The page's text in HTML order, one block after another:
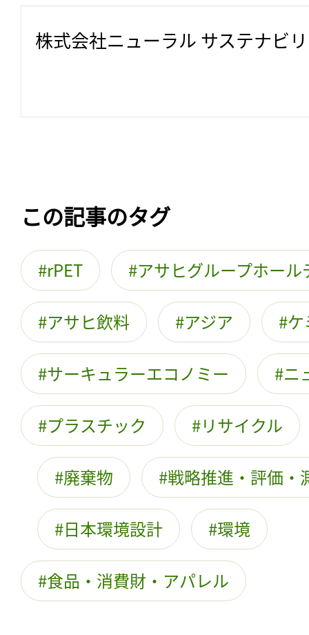
株式会社ニューラル サステナビ
この記事のタグ
rPET アサヒグループホール
アサヒ飲料 アジア
サーキュラーエコノミー ニ
プラスチック リサイクル
廃棄物 戦略推進・評価・
日本環境設計 環境
食品・消費財・アパレル